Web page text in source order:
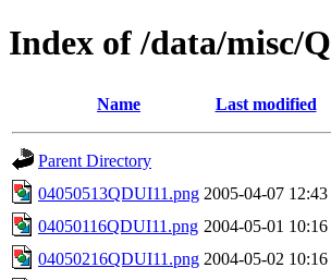
Index of /data/misc/
Name Last modified
Parent Directory
04050513QDUI11.png 2005-04-07 12:43
04050116QDUI11.png 2004-05-01 10:16
04050216QDUI11.png 2004-05-02 10:16